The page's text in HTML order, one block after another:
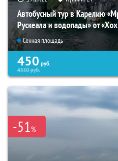
Автобусный тур в Карелию
Рускеала и водопады» от
Сенная площадь
450 руб.
4550руб.
-51%